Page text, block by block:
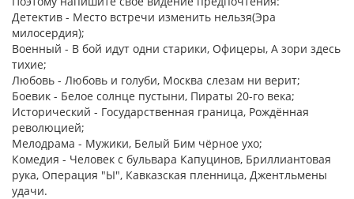
Детектив - Место встречи изменить нельзя(Эра
милосердия);
Военный - В бой идут одни старики, Офицеры, А зори здесь
тихие;
Любовь - Любовь и голуби, Москва слезам ни верит;
Боевик - Белое солнце пустыни, Пираты 20-го века;
Исторический - Государственная граница, Рождённая
революцией;
Мелодрама - Мужики, Белый Бим чёрное ухо;
Комедия - Человек с бульвара Капуцинов, Бриллиантовая
рука, Операция "Ы", Кавказская пленница, Джентльмены
удачи.